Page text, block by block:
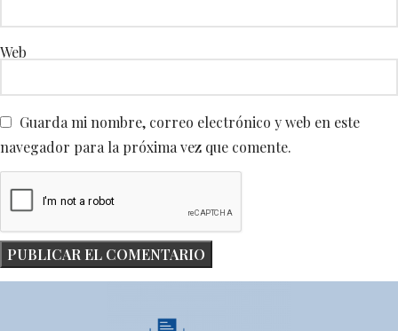
Web
Guarda mi nombre, correo electrónico y web en este
navegador para la próxima vez que comente.